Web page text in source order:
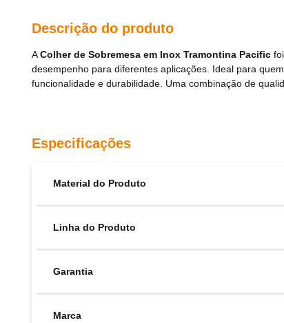
Descrição do produto
AColher de Sobremesa em Inox Tramontina Pacific
desempenho para diferentes aplicações. Ideal para
funcionalidade e durabilidade. Uma combinação de
Especificações
Material do Produto
Linha do Produto
Garantia
Marca